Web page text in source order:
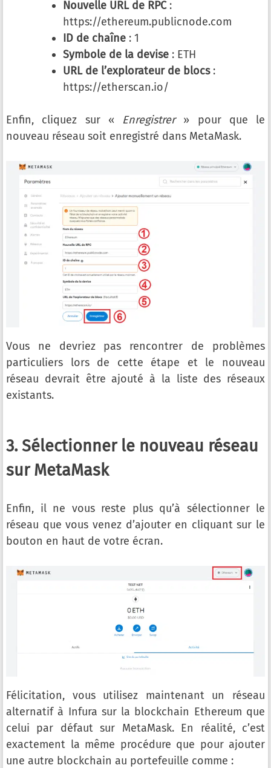
Nouvelle URL de RPC:
https://ethereum.publicnode.com
ID de chaîne : 1
Symbole de la devise : ETH
URL de l’explorateur de blocs:
https://etherscan.io/
Enfin, cliquez sur « Enregistrer» pour que le
nouveau réseau soit enregistré dans MetaMask.
Vous ne devriez pas rencontrer de problèmes
particuliers lors de cette étape et le nouveau
réseau devrait être ajouté à la liste des réseaux
existants.
3. Sélectionner le nouveau réseau
sur MetaMask
Enfin, il ne vous reste plus qu’à sélectionner le
réseau que vous venez d’ajouter en cliquant sur le
bouton en haut de votre écran.
Félicitation, vous utilisez maintenant un réseau
alternatif à Infura sur la blockchain Ethereum que
celui par défaut sur MetaMask. En réalité, c’est
exactement la même procédure que pour ajouter
une autre blockchain au portefeuille comme :